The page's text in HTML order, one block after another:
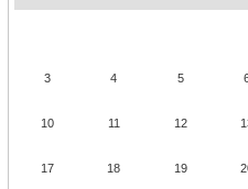
3 4 5
10 11 12
17 18 19